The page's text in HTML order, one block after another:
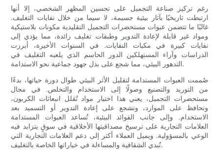
رغم تركيز صناعة التجميل على تحسين المظهر الشخصي، إلا أنها
ارتبطت تاريخيًا بآثار بيئية جسيمة، لا سيما من خلال نفايات التغليف.
غالبًا ما تتضمن عبوات مستحضرات التجميل التقليدية مكونات بلاستيكية
ومواد غير قابلة لإعادة التدوير وطبقات تغليف زائدة، مما يؤدي إلى
نفايات كبيرة في مكبات النفايات. في السنوات الأخيرة، أبرزت
الدراسات وآراء المستهلكين الدور الحاسم الذي يلعبه التغليف في
التدهور البيئي، مما شجع على بذل جهود جماعية نحو الاستدامة.
صُممت العبوات المستدامة لتقليل الأثر البيئي طوال دورة حياتها، بدءًا
من التوريد والتصنيع وصولًا إلى الاستخدام والتخلص. في مجال
مستحضرات التجميل، يعني هذا اختيار مواد تُقلل انبعاثات الكربون،
وتحافظ على الموارد، وتشجع على إعادة التدوير أو التسميد بعد
الاستخدام. وإلى جانب الفوائد البيئية، تُساعد العبوات المستدامة
العلامات التجارية على ترسيخ مصداقيتها الأخلاقية في سوقٍ يتزايد فيه
الوعي بالمسؤولية. ويميل العملاء أكثر إلى دعم العلامات التجارية التي
تُبدي الشفافية والمساءلة في خياراتها الخاصة بالتغليف.